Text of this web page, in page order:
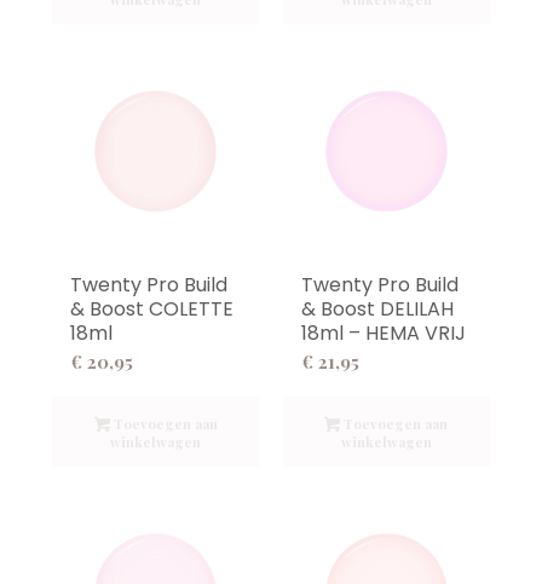
Twenty Pro Build
& Boost COLETTE
18ml
€ 20,95
Twenty Pro Build
& Boost DELILAH
18ml – HEMA VRIJ
€ 21,95